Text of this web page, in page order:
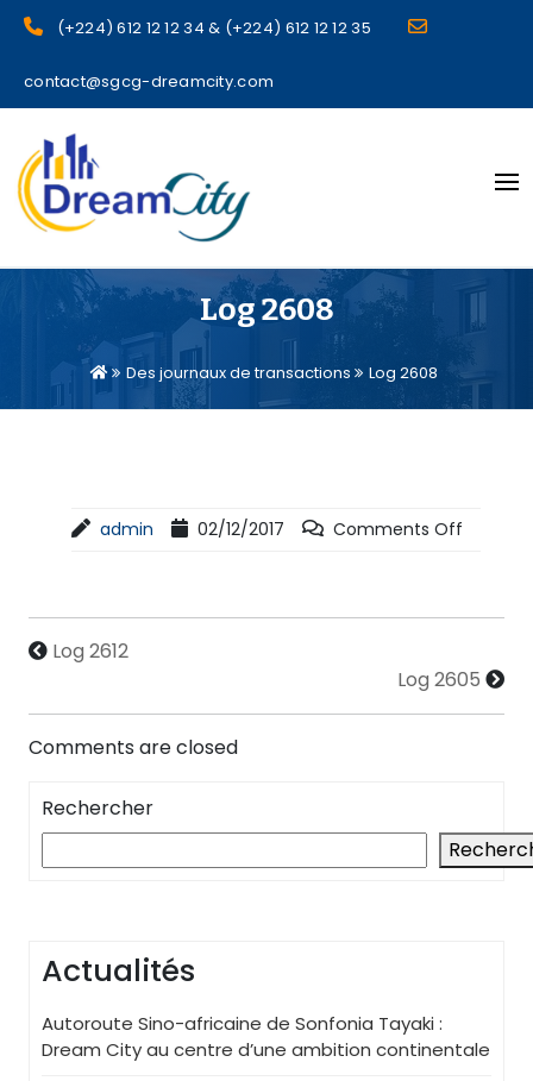
(+224) 612 12 12 34 & (+224) 612 12 12 35
contact@sgcg-dreamcity.com
sgcg dreamcity
Log 2608
Des journaux de transactions Log 2608
admin 02/12/2017 Comments Off
Log 2612
Log 2605
Comments are closed
Rechercher
Actualités
Autoroute Sino-africaine de Sonfonia Tayaki :
Dream City au centre d’une ambition continentale